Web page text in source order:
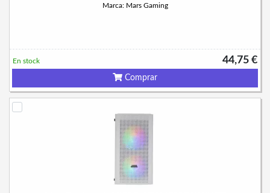
Marca: Mars Gaming
44,75 €
En stock
Comprar